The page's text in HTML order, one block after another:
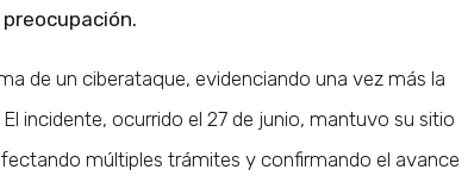
de un ciberataque, evidenciando una vez más la
incidente, ocurrido el 27 de junio, mantuvo su sitio
múltiples trámites y confirmando el avance